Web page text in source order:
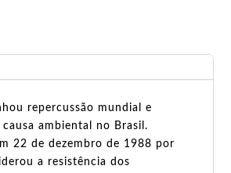
repercussão mundial e
ambiental no Brasil.
22 de dezembro de 1988 por
a resistência dos